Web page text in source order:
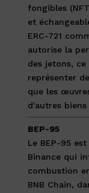
fongibles
et
ERC-721
autorise la
des jetons,
représenter
que les
d'autres
BEP-95
Le BEP-95
Binance qui
combustion
BNB Chain,